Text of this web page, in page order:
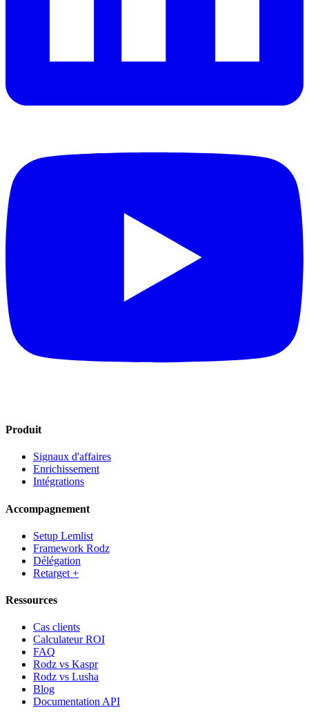
Produit
Signaux d'affaires
Enrichissement
Intégrations
Accompagnement
Setup Lemlist
Framework Rodz
Délégation
Retarget +
Ressources
Cas clients
Calculateur ROI
FAQ
Rodz vs Kaspr
Rodz vs Lusha
Blog
Documentation API